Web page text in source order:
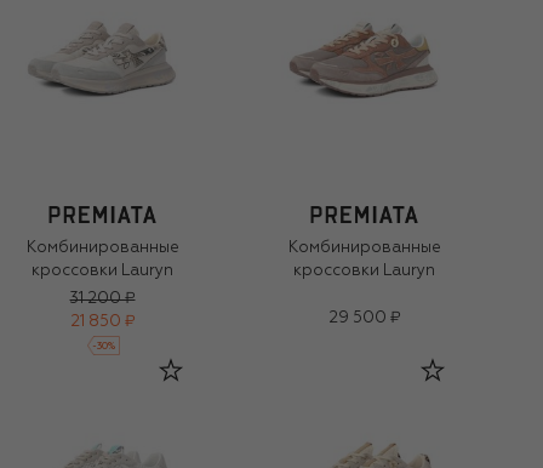
Комбинированные
кроссовки Lauryn
31 200 ₽
21 850 ₽
-30%
Комбинированные
кроссовки Lauryn
29 500 ₽